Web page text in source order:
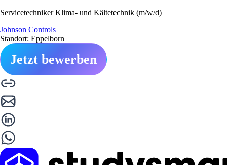
Servicetechniker Klima- und Kältetechnik (m/w/d)
Johnson Controls
Standort: Eppelborn
Jetzt bewerben